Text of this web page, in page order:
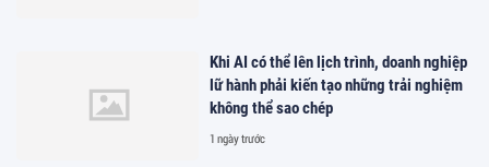
Khi AI có thể lên lịch trình, doanh nghiệp
lữ hành phải kiến tạo những trải nghiệm
không thể sao chép
1 ngày trước